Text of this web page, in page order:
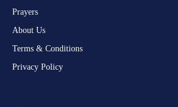
Prayers
About Us
Terms & Conditions
Privacy Policy